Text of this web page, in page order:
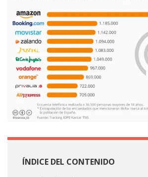
ÍNDICE DEL CONTENIDO